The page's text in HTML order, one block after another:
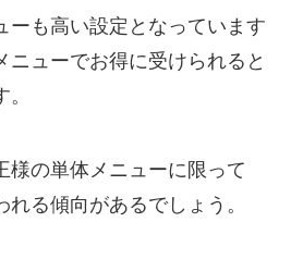
ーも高い設定となっています
ニューでお得に受けられると
様の単体メニューに限って
る傾向があるでしょう。